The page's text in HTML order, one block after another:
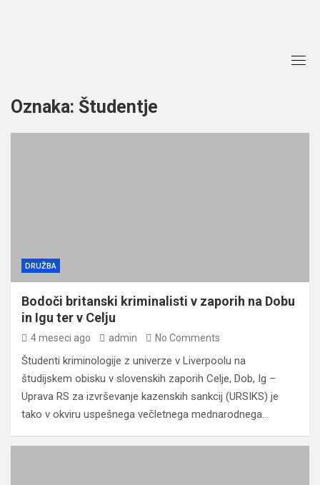
Oznaka: Študentje
DRUŽBA
Bodoči britanski kriminalisti v zaporih na Dobu
in Igu ter v Celju
4 meseci ago admin No Comments
Študenti kriminologije z univerze v Liverpoolu na
študijskem obisku v slovenskih zaporih Celje, Dob, Ig –
Uprava RS za izvrševanje kazenskih sankcij (URSIKS) je
tako v okviru uspešnega večletnega mednarodnega…